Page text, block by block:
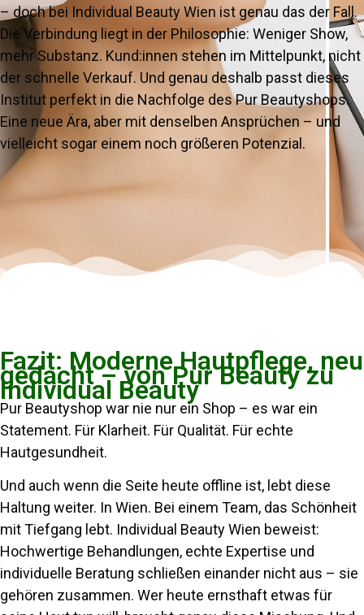
– doch bei Individual Beauty Wien ist genau das der Fall.
Die Verbindung liegt in der Philosophie: Weniger Show,
mehr Substanz. Kund:innen stehen im Mittelpunkt, nicht
der schnelle Verkauf. Und genau deshalb passt dieses
Institut perfekt in die Nachfolge des Pur Beautyshops.
Eine neue Ära, aber mit denselben Ansprüchen – und
vielleicht sogar einem noch größeren Potenzial.
Fazit: Moderne Hautpflege, neu
gedacht – von Pur Beauty zu
Individual Beauty
Pur Beautyshop war nie nur ein Shop – es war ein
Statement. Für Klarheit. Für Qualität. Für echte
Hautgesundheit.
Und auch wenn die Seite heute offline ist, lebt diese
Haltung weiter. In Wien. Bei einem Team, das Schönheit
mit Tiefgang lebt. Individual Beauty Wien beweist:
Hochwertige Behandlungen, echte Expertise und
individuelle Beratung schließen einander nicht aus – sie
gehören zusammen. Wer heute ernsthaft etwas für